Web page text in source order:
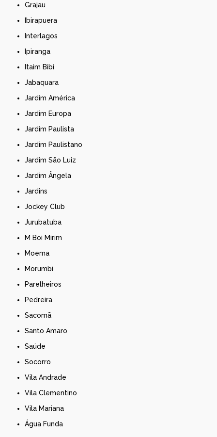
Grajau
Ibirapuera
Interlagos
Ipiranga
Itaim Bibi
Jabaquara
Jardim América
Jardim Europa
Jardim Paulista
Jardim Paulistano
Jardim São Luiz
Jardim Ângela
Jardins
Jockey Club
Jurubatuba
M Boi Mirim
Moema
Morumbi
Parelheiros
Pedreira
Sacomã
Santo Amaro
Saúde
Socorro
Vila Andrade
Vila Clementino
Vila Mariana
Água Funda